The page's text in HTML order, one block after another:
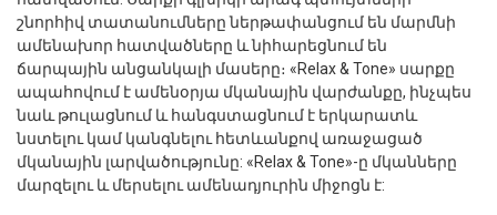
շնորհիվ տատանումները ներթափանցում են մարմնի
ամենախոր հատվածները և նիհարեցնում են
ճարպային անցանկալի մասերը։ «Relax & Tone» սարքը
ապահովում է ամենօրյա մկանային վարժանքը, ինչպես
նաև թուլացնում և հանգստացնում է երկարատև
նստելու կամ կանգնելու հետևանքով առաջացած
մկանային լարվածությունը: «Relax & Tone»-ը մկանները
մարզելու և մերսելու ամենադյուրին միջոցն է: